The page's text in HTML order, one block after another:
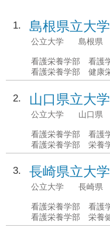
1 島根県立大学
公立大学 島根県
看護栄養学部 看護
看護栄養学部 健康
2 山口県立大学
公立大学 山口県
看護栄養学部 看護
看護栄養学部 栄養
3 長崎県立大学
公立大学 長崎県
看護栄養学部 看護
看護栄養学部 栄養